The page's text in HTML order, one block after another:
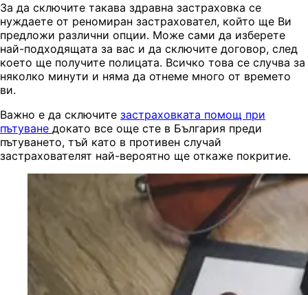
За да сключите такава здравна застраховка се
нуждаете от реномиран застраховател, който ще Ви
предложи различни опции. Може сами да изберете
най-подходящата за вас и да сключите договор, след
което ще получите полицата. Всичко това се случва за
няколко минути и няма да отнеме много от времето
ви.
Важно е да сключите застраховката помощ при
пътуване докато все още сте в България преди
пътуването, тъй като в противен случай
застрахователят най-вероятно ще откаже покритие.